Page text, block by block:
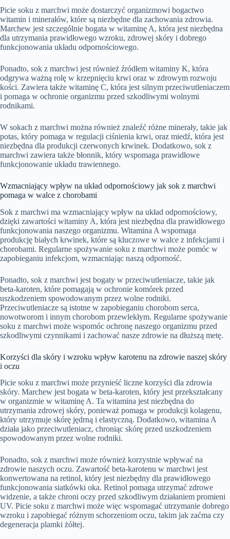
Picie soku z marchwi może dostarczyć organizmowi bogactwo
witamin i minerałów, które są niezbędne dla zachowania zdrowia.
Marchew jest szczególnie bogata w witaminę A, która jest niezbędna
dla utrzymania prawidłowego wzroku, zdrowej skóry i dobrego
funkcjonowania układu odpornościowego.
Ponadto, sok z marchwi jest również źródłem witaminy K, która
odgrywa ważną rolę w krzepnięciu krwi oraz w zdrowym rozwoju
kości. Zawiera także witaminę C, która jest silnym przeciwutleniaczem
i pomaga w ochronie organizmu przed szkodliwymi wolnymi
rodnikami.
W sokach z marchwi można również znaleźć różne minerały, takie jak
potas, który pomaga w regulacji ciśnienia krwi, oraz miedź, która jest
niezbędna dla produkcji czerwonych krwinek. Dodatkowo, sok z
marchwi zawiera także błonnik, który wspomaga prawidłowe
funkcjonowanie układu trawiennego.
Wzmacniający wpływ na układ odpornościowy jak sok z marchwi
pomaga w walce z chorobami
Sok z marchwi ma wzmacniający wpływ na układ odpornościowy,
dzięki zawartości witaminy A, która jest niezbędna dla prawidłowego
funkcjonowania naszego organizmu. Witamina A wspomaga
produkcję białych krwinek, które są kluczowe w walce z infekcjami i
chorobami. Regularne spożywanie soku z marchwi może pomóc w
zapobieganiu infekcjom, wzmacniając naszą odporność.
Ponadto, sok z marchwi jest bogaty w przeciwutleniacze, takie jak
beta-karoten, które pomagają w ochronie komórek przed
uszkodzeniem spowodowanym przez wolne rodniki.
Przeciwutleniacze są istotne w zapobieganiu chorobom serca,
nowotworom i innym chorobom przewlekłym. Regularne spożywanie
soku z marchwi może wspomóc ochronę naszego organizmu przed
szkodliwymi czynnikami i zachować nasze zdrowie na dłuższą metę.
Korzyści dla skóry i wzroku wpływ karotenu na zdrowie naszej skóry
i oczu
Picie soku z marchwi może przynieść liczne korzyści dla zdrowia
skóry. Marchew jest bogata w beta-karoten, który jest przekształcany
w organizmie w witaminę A. Ta witamina jest niezbędna do
utrzymania zdrowej skóry, ponieważ pomaga w produkcji kolagenu,
który utrzymuje skórę jędrną i elastyczną. Dodatkowo, witamina A
działa jako przeciwutleniacz, chroniąc skórę przed uszkodzeniem
spowodowanym przez wolne rodniki.
Ponadto, sok z marchwi może również korzystnie wpływać na
zdrowie naszych oczu. Zawartość beta-karotenu w marchwi jest
konwertowana na retinol, który jest niezbędny dla prawidłowego
funkcjonowania siatkówki oka. Retinol pomaga utrzymać zdrowe
widzenie, a także chroni oczy przed szkodliwym działaniem promieni
UV. Picie soku z marchwi może więc wspomagać utrzymanie dobrego
wzroku i zapobiegać różnym schorzeniom oczu, takim jak zaćma czy
degeneracja plamki żółtej.